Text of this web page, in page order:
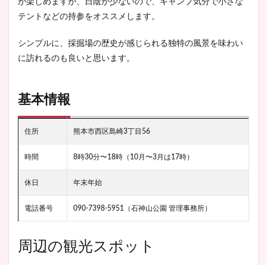
テントなどの持参をオススメします。
シンプルに、採掘場の歴史が感じられる独特の風景を味わい
に訪れるのも良いと思います。
基本情報
住所 熊本市西区島崎3丁目56
時間 8時30分〜18時（10月〜3月は17時）
休日 年末年始
電話番号 090-7398-5951（石神山公園 管理事務所）
周辺の観光スポット